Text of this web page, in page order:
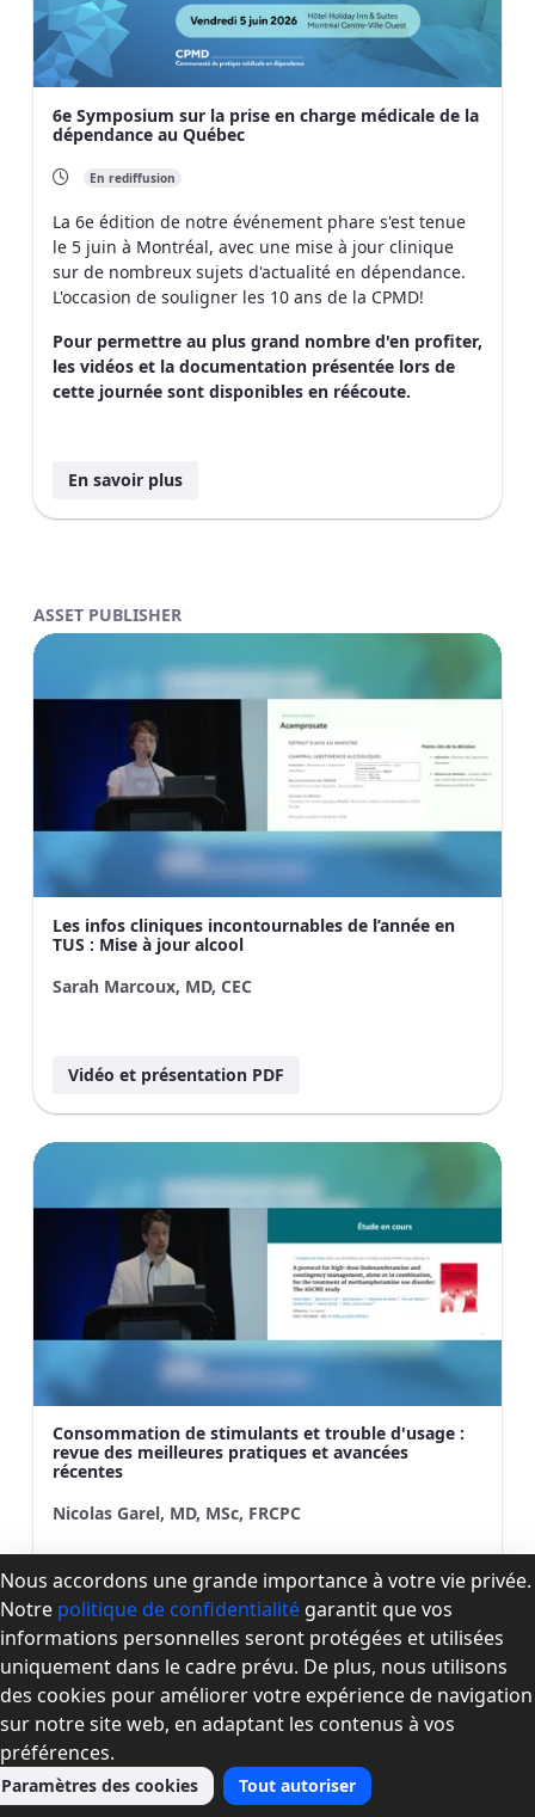
6e Symposium sur la prise en charge médicale de la
dépendance au Québec
En rediffusion
La 6e édition de notre événement phare s'est tenue
le 5 juin à Montréal, avec une mise à jour clinique
sur de nombreux sujets d'actualité en dépendance.
L'occasion de souligner les 10 ans de la CPMD!
Pour permettre au plus grand nombre d'en profiter,
les vidéos et la documentation présentée lors de
cette journée sont disponibles en réécoute.
En savoir plus
ASSET PUBLISHER
Les infos cliniques incontournables de l’année en
TUS : Mise à jour alcool
Sarah Marcoux, MD, CEC
Vidéo et présentation PDF
Consommation de stimulants et trouble d'usage :
revue des meilleures pratiques et avancées
récentes
Nicolas Garel, MD, MSc, FRCPC
Vidéo et présentation PDF
Nous accordons une grande importance à votre vie privée.
Notre politique de confidentialité garantit que vos
informations personnelles seront protégées et utilisées
uniquement dans le cadre prévu. De plus, nous utilisons
des cookies pour améliorer votre expérience de navigation
sur notre site web, en adaptant les contenus à vos
préférences.
Paramètres des cookies Tout autoriser